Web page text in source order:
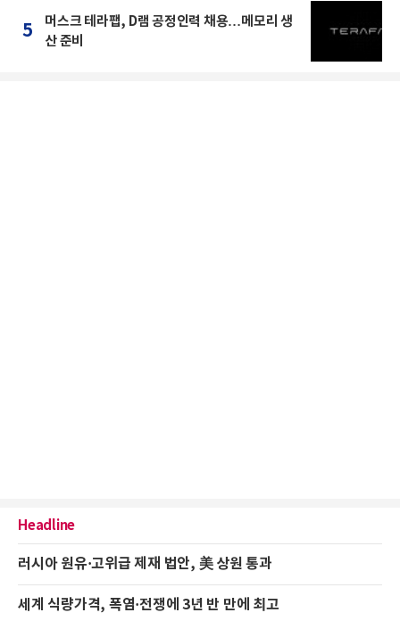
5
머스크 테라팹, D램 공정인력 채용…메모리 생
산 준비
Headline
러시아 원유·고위급 제재 법안, 美 상원 통과
세계 식량가격, 폭염·전쟁에 3년 반 만에 최고